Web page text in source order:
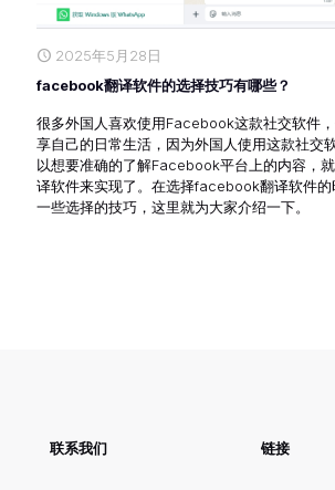
2025年5月28日
facebook翻译软件的选择技巧有哪些？
很多外国人喜欢使用Facebook这款社交软件
享自己的日常生活，因为外国人使用这款社交
以想要准确的了解Facebook平台上的内容，
译软件来实现了。在选择facebook翻译软件
一些选择的技巧，这里就为大家介绍一下。
联系我们 链接